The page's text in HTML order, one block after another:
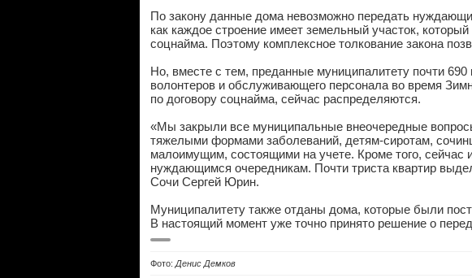
По закону данные дома невозможно передать
как каждое строение имеет земельный участок,
соцнайма. Поэтому комплексное толкование закона
Но, вместе с тем, преданные муниципалитету почти
волонтеров и обслуживающего персонала во время
по договору соцнайма, сейчас распределяются.
«Мы закрыли все муниципальные внеочередные
тяжелыми формами заболеваний, детям-сиротам,
малоимущим, состоящими на учете. Кроме того, сейчас
нуждающимся очередникам. Почти триста квартир
Сочи Сергей Юрин.
Муниципалитету также отданы дома, которые были
В настоящий момент уже точно принято решение о
Фото: Денис Демков